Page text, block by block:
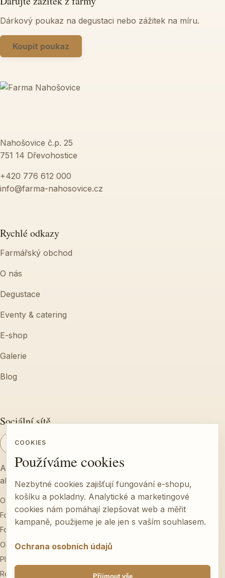
Dárkový poukaz na degustaci nebo zážitek na míru.
Koupit poukaz
Nahošovice č.p. 25
751 14 Dřevohostice
+420 776 612 000
info@farma-nahosovice.cz
Rychlé odkazy
Farmářský obchod
O nás
Degustace
Eventy & catering
E-shop
Galerie
Blog
Sociální sítě
Aktuální dění z farmy, termíny degustací a ukázky z
akcí.
Ochrana osobních údajů
Formulář pro odstoupení od kupní smlouvy
Formulář pro uplatnění reklamace
Obchodní podmínky
Platební podmínky a dodání
Reklamační řád
COOKIES
Používáme cookies
Nezbytné cookies zajišťují fungování e-shopu,
košíku a pokladny. Analytické a marketingové
cookies nám pomáhají zlepšovat web a měřit
kampaně, použijeme je ale jen s vaším souhlasem.
Ochrana osobních údajů
Přijmout vše